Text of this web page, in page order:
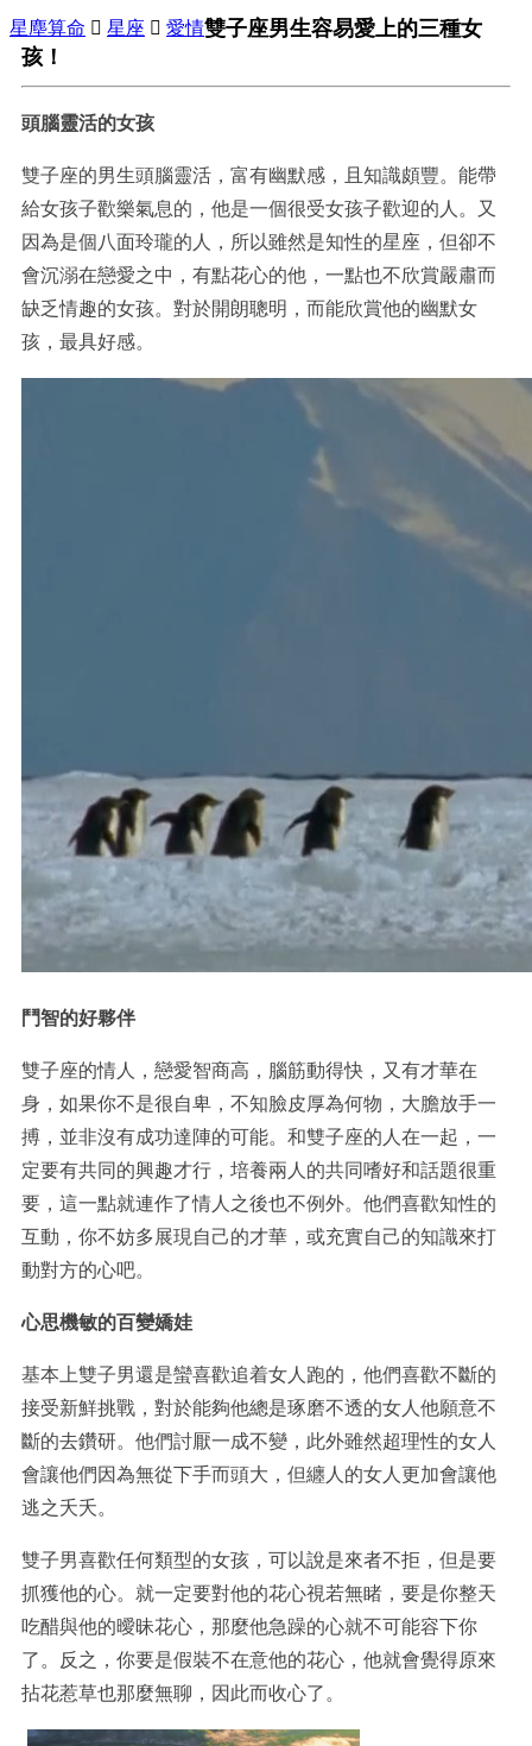
星塵算命  星座  愛情雙子座男生容易愛上的三種女
孩！
頭腦靈活的女孩
雙子座的男生頭腦靈活，富有幽默感，且知識頗豐。能帶
給女孩子歡樂氣息的，他是一個很受女孩子歡迎的人。又
因為是個八面玲瓏的人，所以雖然是知性的星座，但卻不
會沉溺在戀愛之中，有點花心的他，一點也不欣賞嚴肅而
缺乏情趣的女孩。對於開朗聰明，而能欣賞他的幽默女
孩，最具好感。
鬥智的好夥伴
雙子座的情人，戀愛智商高，腦筋動得快，又有才華在
身，如果你不是很自卑，不知臉皮厚為何物，大膽放手一
搏，並非沒有成功達陣的可能。和雙子座的人在一起，一
定要有共同的興趣才行，培養兩人的共同嗜好和話題很重
要，這一點就連作了情人之後也不例外。他們喜歡知性的
互動，你不妨多展現自己的才華，或充實自己的知識來打
動對方的心吧。
心思機敏的百變嬌娃
基本上雙子男還是蠻喜歡追着女人跑的，他們喜歡不斷的
接受新鮮挑戰，對於能夠他總是琢磨不透的女人他願意不
斷的去鑽研。他們討厭一成不變，此外雖然超理性的女人
會讓他們因為無從下手而頭大，但纏人的女人更加會讓他
逃之夭夭。
雙子男喜歡任何類型的女孩，可以說是來者不拒，但是要
抓獲他的心。就一定要對他的花心視若無睹，要是你整天
吃醋與他的曖昧花心，那麼他急躁的心就不可能容下你
了。反之，你要是假裝不在意他的花心，他就會覺得原來
拈花惹草也那麼無聊，因此而收心了。